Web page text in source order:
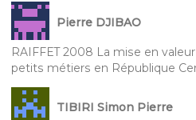
Pierre DJIBAO
RAIFFET 2008 La mise en
petits métiers en République
TIBIRI Simon Pierre